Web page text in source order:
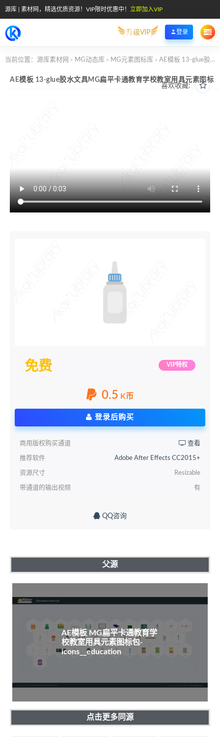
源库 | 素材网，精选优质资源！VIP限时优惠中！ 立即加入VIP
升级VIP 登录
当前位置： 源库素材网 > MG动态库 > MG元素图标库 > AE模板 13-glue胶水文具MG扁平卡通教育学校教室用具元素图标
喜欢收藏:
AE模板 13-glue胶水文具MG扁平卡通教育学校教室用具元素图标
免费 VIP特权
0.5 K币
登录后购买
商用版权购买通道 查看
推荐软件 Adobe After Effects CC2015+
资源尺寸 Resizable
带通道的输出视频 有
QQ咨询
父源
AE模板 MG扁平卡通教育学
校教室用具元素图标包-
icons__education
点击更多同源